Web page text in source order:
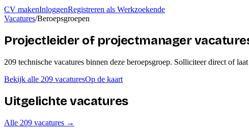
CV makenInloggenRegistreren als Werkzoekende
Vacatures/Beroepsgroepen
Projectleider of projectmanager
209 technische vacatures binnen deze beroepsgroep. Solliciteer direct of
Bekijk alle 209 vacaturesOp de kaart
Uitgelichte vacatures
Alle 209 vacatures →